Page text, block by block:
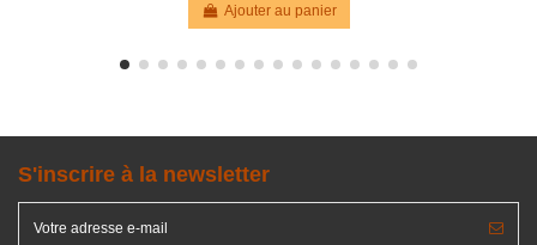
Ajouter au panier
S'inscrire à la newsletter